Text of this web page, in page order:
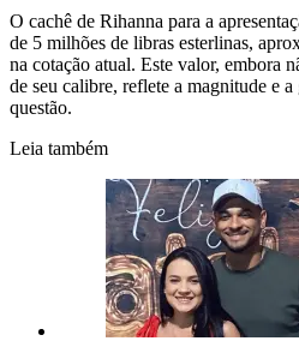
O cachê de Rihanna para a
de 5 milhões de libras esterlinas,
na cotação atual. Este valor, embora
de seu calibre, reflete a magnitude e
questão.
Leia também